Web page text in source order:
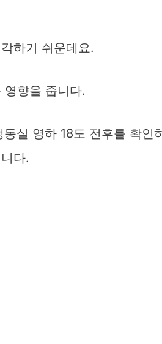
하기 쉬운데요.
향을 줍니다.
실 영하 18도 전후를 확인
다.